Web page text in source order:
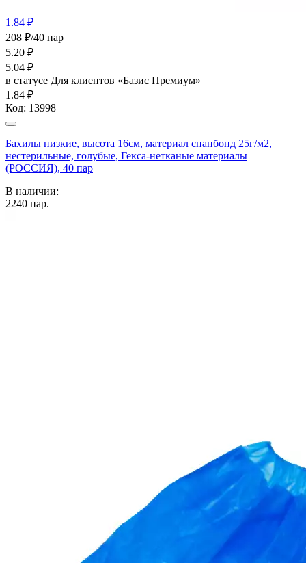
1.84 ₽
208 ₽/40 пар
5.20 ₽
5.04 ₽
в статусе Для клиентов «Базис Премиум»
1.84 ₽
Код: 13998
Бахилы низкие, высота 16см, материал спанбонд 25г/м2,
нестерильные, голубые, Гекса-нетканые материалы
(РОССИЯ), 40 пар
В наличии:
2240 пар.